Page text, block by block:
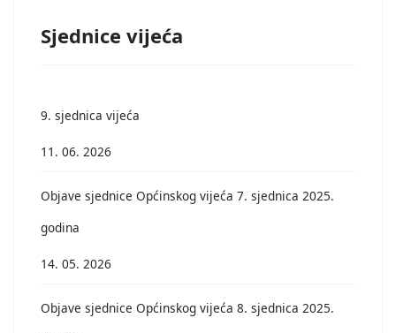
Sjednice vijeća
9. sjednica vijeća
11. 06. 2026
Objave sjednice Općinskog vijeća 7. sjednica 2025.
godina
14. 05. 2026
Objave sjednice Općinskog vijeća 8. sjednica 2025.